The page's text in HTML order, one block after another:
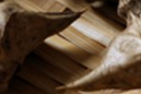
Language
English
简体中文